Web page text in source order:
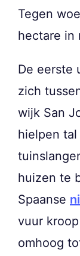
Tegen
hectare in
De eerste
zich
wijk San
hielpen
huizen te
Spaanse
vuur
omhoog